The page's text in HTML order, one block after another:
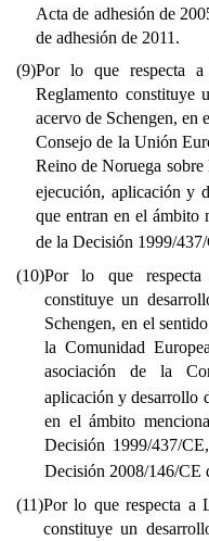
Acta de adhesión de
de adhesión de 2011.
(9)Por lo que respecta
Reglamento constituye
acervo de Schengen, en
Consejo de la Unión
Reino de Noruega sobre
ejecución, aplicación y
que entran en el ámbito
de la Decisión 1999/
(10)Por lo que respecta
constituye un
Schengen, en el
la Comunidad
asociación de la
aplicación y desarrollo
en el ámbito
Decisión 1999/437/
Decisión 2008/146/CE
(11)Por lo que respecta a
constituye un